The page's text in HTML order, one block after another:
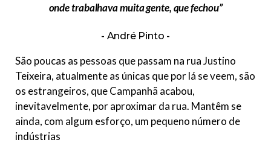
onde trabalhava muita gente, que fechou”
André Pinto
São poucas as pessoas que passam na rua Justino
Teixeira, atualmente as únicas que por lá se veem, são
os estrangeiros, que Campanhã acabou,
inevitavelmente, por aproximar da rua. Mantêm se
ainda, com algum esforço, um pequeno número de
indústrias